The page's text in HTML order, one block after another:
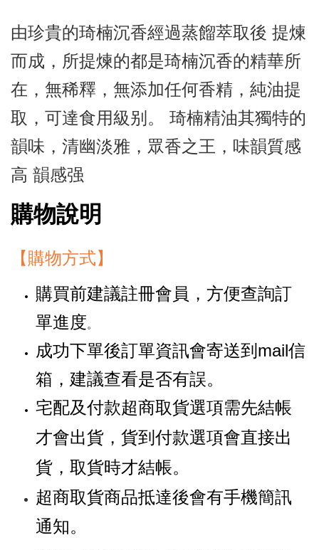
由珍貴的琦楠沉香經過蒸餾萃取後 提煉
而成，所提煉的都是琦楠沉香的精華所
在，無稀釋，無添加任何香精，純油提
取，可達食用級别。 琦楠精油其獨特的
韻味，清幽淡雅，眾香之王，味韻質感
高 韻感强
購物說明
【購物方式】
購買前建議註冊會員，方便查詢訂
單進度。
成功下單後訂單資訊會寄送到mail信
箱，建議查看是否有誤。
宅配及付款超商取貨選項需先結帳
才會出貨，貨到付款選項會直接出
貨，取貨時才結帳。
超商取貨商品抵達後會有手機簡訊
通知。